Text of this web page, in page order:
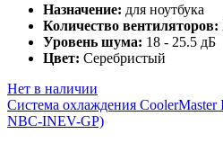
Назначение: для ноутбука
Количество вентиляторов:
Уровень шума: 18 - 25.5 дБ
Цвет: Серебристый
Нет в наличии
Система охлаждения
NBC-INEV-GP)